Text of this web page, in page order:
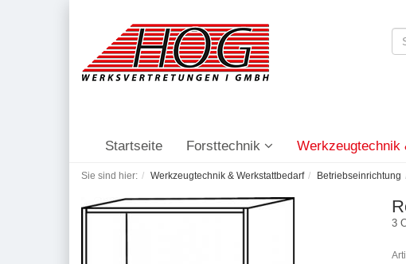
Startseite Forsttechnik Werkzeugtechnik
Sie sind hier: Werkzeugtechnik & Werkstattbedarf Betriebseinrichtung
3